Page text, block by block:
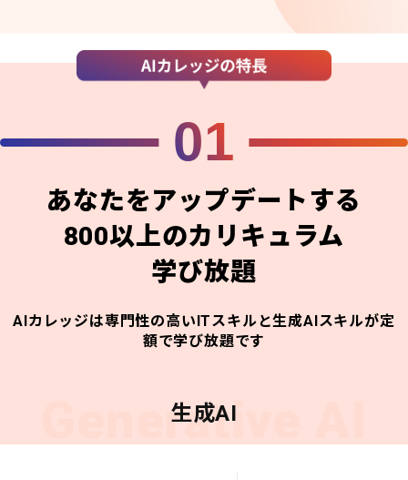
01
あなたをアップデートする
800以上のカリキュラム
学び放題
AIカレッジは専門性の高いITスキルと生成AIスキルが定
額で学び放題です
Generative AI
生成AI